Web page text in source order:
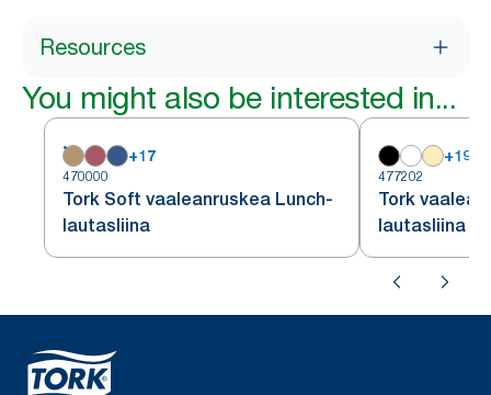
Resources
You might also be interested in...
+17
470000
Tork Soft vaaleanruskea Lunch-
lautasliina
+19
477202
Tork
lautasliina